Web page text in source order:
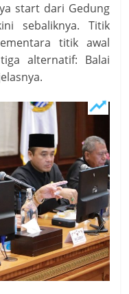
start dari Gedung
sebaliknya. Titik
titik awal
alternatif: Balai